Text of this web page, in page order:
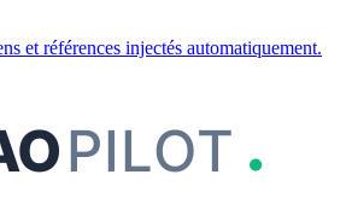
et références injectés automatiquement.